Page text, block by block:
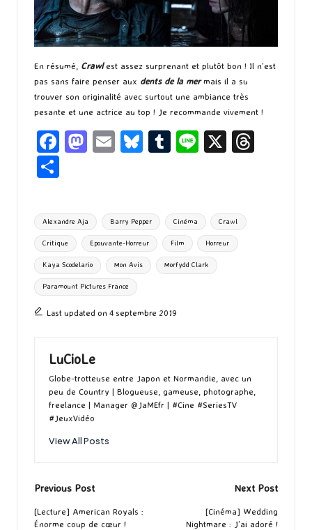
En résumé, Crawlest assez surprenant et plutôt bon ! Il n’est
pas sans faire penser aux dents de la mermais il a su
trouver son originalité avec surtout une ambiance très
pesante et une actrice au top ! Je recommande vivement !
Fa
o
o
k
M
d
o
n
E
l
Bl
ky
T
bl
r
Li X
ta
g
er
Tags:
Alexandre Aja Barry Pepper Cinéma Crawl
Critique Epouvante-Horreur Film Horreur
Kaya Scodelario Mon Avis Morfydd Clark
Paramount Pictures France
Last updated on 4 septembre 2019
LuCioLe
Globe-trotteuse entre Japon et Normandie, avec un
peu de Country | Blogueuse, gameuse, photographe,
freelance | Manager @JaMEfr | #Cine #SeriesTV
#JeuxVidéo
View All Posts
Post
navigation
Previous Post
[Lecture] American Royals :
Énorme coup de cœur !
Next Post
[Cinéma] Wedding
Nightmare : J’ai adoré !